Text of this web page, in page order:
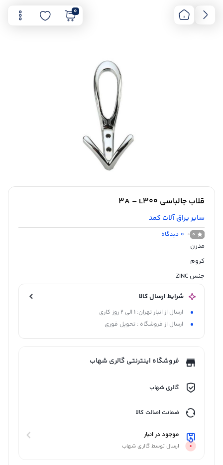
0
قلاب جالباسی 3A – L300
سایر یراق آلات کمد
0
0 دیدگاه
مدرن
کروم
جنس ZINC
شرایط ارسال کالا
ارسال از انبار تهران: 1 الی 2 روز کاری
ارسال از فروشگاه : تحویل فوری
فروشگاه اینترنتی گالری شهاب
گالری شهاب
ضمانت اصالت کالا
موجود در انبار
ارسال توسط گالری شهاب